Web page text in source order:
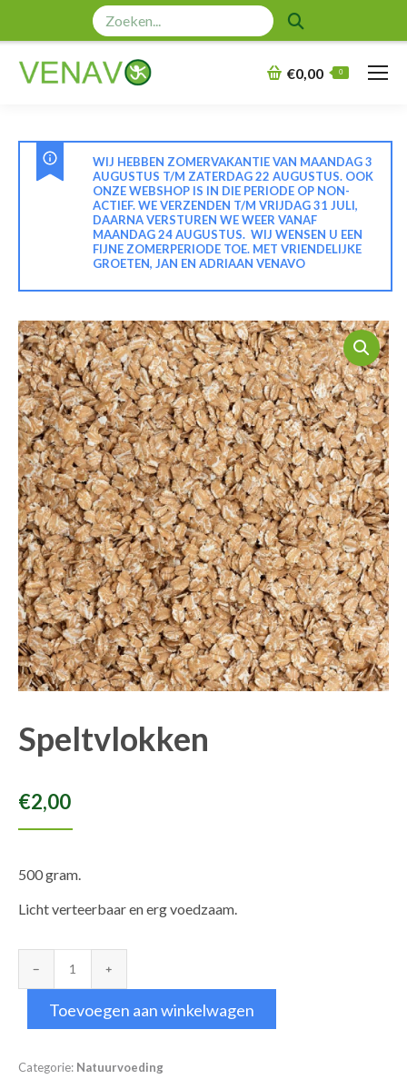
Zoeken:
€0,00 0
WIJ HEBBEN ZOMERVAKANTIE VAN MAANDAG 3
AUGUSTUS T/M ZATERDAG 22 AUGUSTUS. OOK
ONZE WEBSHOP IS IN DIE PERIODE OP NON-
ACTIEF. WE VERZENDEN T/M VRIJDAG 31 JULI,
DAARNA VERSTUREN WE WEER VANAF
MAANDAG 24 AUGUSTUS. WIJ WENSEN U EEN
FIJNE ZOMERPERIODE TOE. MET VRIENDELIJKE
GROETEN, JAN EN ADRIAAN VENAVO
Speltvlokken
€2,00
500 gram.
Licht verteerbaar en erg voedzaam.
Speltvlokken
aantal
Toevoegen aan winkelwagen
Categorie: Natuurvoeding